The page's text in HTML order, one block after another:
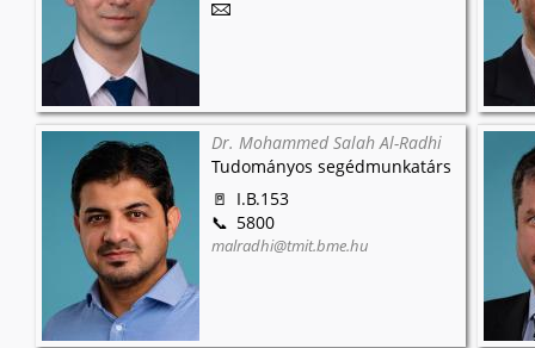
Dr. Mohammed Salah Al-Radhi
Tudományos segédmunkatárs
I.B.153
5800
malradhi@tmit.bme.hu